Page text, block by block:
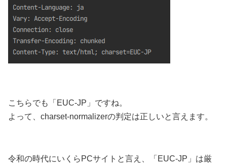
こちらでも「EUC-JP」ですね。
よって、charset-normalizerの判定は正しいと言えます。
令和の時代にいくらPCサイトと言え、「EUC-JP」は厳